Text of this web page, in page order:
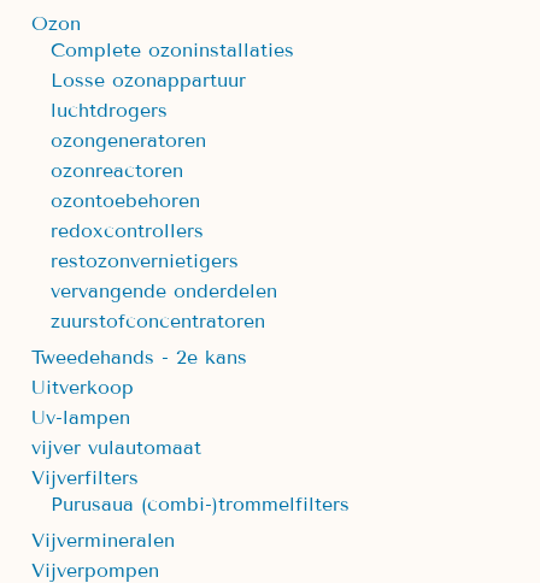
Ozon
Complete ozoninstallaties
Losse ozonappartuur
luchtdrogers
ozongeneratoren
ozonreactoren
ozontoebehoren
redoxcontrollers
restozonvernietigers
vervangende onderdelen
zuurstofconcentratoren
Tweedehands - 2e kans
Uitverkoop
Uv-lampen
vijver vulautomaat
Vijverfilters
Purusaua (combi-)trommelfilters
Vijvermineralen
Vijverpompen